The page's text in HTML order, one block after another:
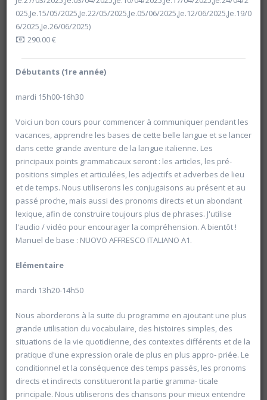
Rechercher
Vider les filtres
Les inscriptions pour l'année académique 2026-2027
seront ouvertes
025,Je.15/05/2025,Je.22/05/2025,Je.05/06/2025,Je.12/06/2025,Je.19/0
6/2025,Je.26/06/2025)
290.00 €
Débutants (1re année)
mardi 15h00-16h30
Voici un bon cours pour commencer à communiquer pendant les
vacances, apprendre les bases de cette belle langue et se lancer
dans cette grande aventure de la langue italienne. Les
principaux points grammaticaux seront : les articles, les pré-
positions simples et articulées, les adjectifs et adverbes de lieu
et de temps. Nous utiliserons les conjugaisons au présent et au
passé proche, mais aussi des pronoms directs et un abondant
lexique, afin de construire toujours plus de phrases. J'utilise
l'audio / vidéo pour encourager la compréhension. A bientôt !
Manuel de base : NUOVO AFFRESCO ITALIANO A1.
Elémentaire
mardi 13h20-14h50
Nous aborderons à la suite du programme en ajoutant une plus
grande utilisation du vocabulaire, des histoires simples, des
situations de la vie quotidienne, des contextes différents et de la
pratique d'une expression orale de plus en plus appro- priée. Le
conditionnel et la conséquence des temps passés, les pronoms
directs et indirects constitueront la partie gramma- ticale
principale. Nous utiliserons des chansons pour mieux entendre